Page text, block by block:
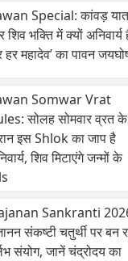
Special: कांवड़
भक्ति में क्यों अनिवार्य
हर महादेव’ का पावन
Somwar Vrat
सोलह सोमवार व्रत के
इस Shlok का जाप है
शिव मिटाएंगे जन्मों के
Sankranti
संकष्टी चतुर्थी पर बन
संयोग, जानें चंद्रोदय का